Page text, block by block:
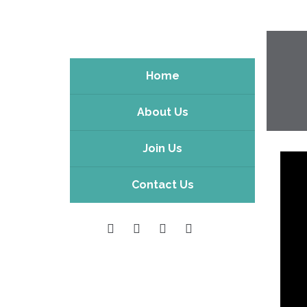
Home
About Us
Join Us
Contact Us